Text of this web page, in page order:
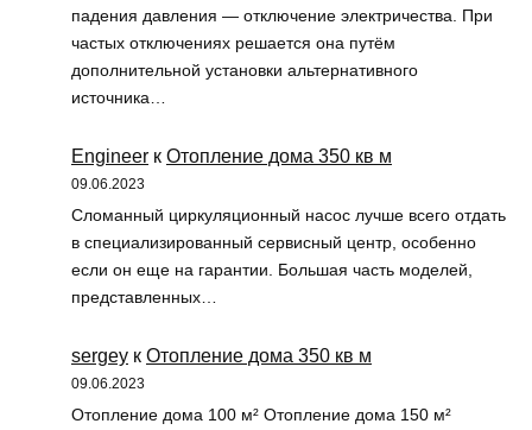
падения давления — отключение электричества. При
частых отключениях решается она путём
дополнительной установки альтернативного
источника…
Engineer к Отопление дома 350 кв м
09.06.2023
Сломанный циркуляционный насос лучше всего отдать
в специализированный сервисный центр, особенно
если он еще на гарантии. Большая часть моделей,
представленных…
sergey к Отопление дома 350 кв м
09.06.2023
Отопление дома 100 м² Отопление дома 150 м²